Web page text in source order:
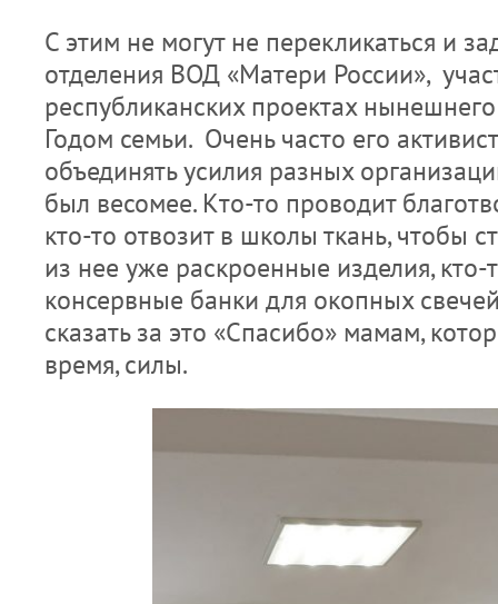
С этим не могут не перекликаться и
отделения ВОД «Матери России»,
республиканских проектах
Годом семьи. Очень часто его
объединять усилия разных
был весомее. Кто-то проводит
кто-то отвозит в школы ткань, чтобы
из нее уже раскроенные изделия, кто-
консервные банки для окопных
сказать за это «Спасибо» мамам,
время, силы.